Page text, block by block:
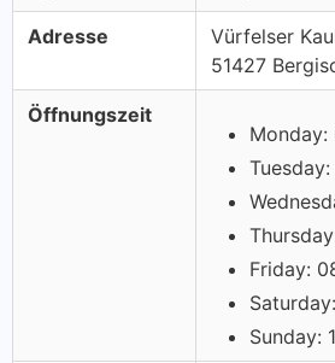
Adresse
Vürfelser
51427
Öffnungszeit
Friday:
Sunday: